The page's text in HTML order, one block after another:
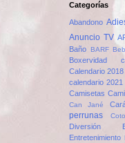
Categorías
Abandono
Anuncio TV
Baño BARF
Boxervidad
Calendario 2018
calendario 2021
Camisetas
Can Jané
perrunas
Diversión
Entretenimiento